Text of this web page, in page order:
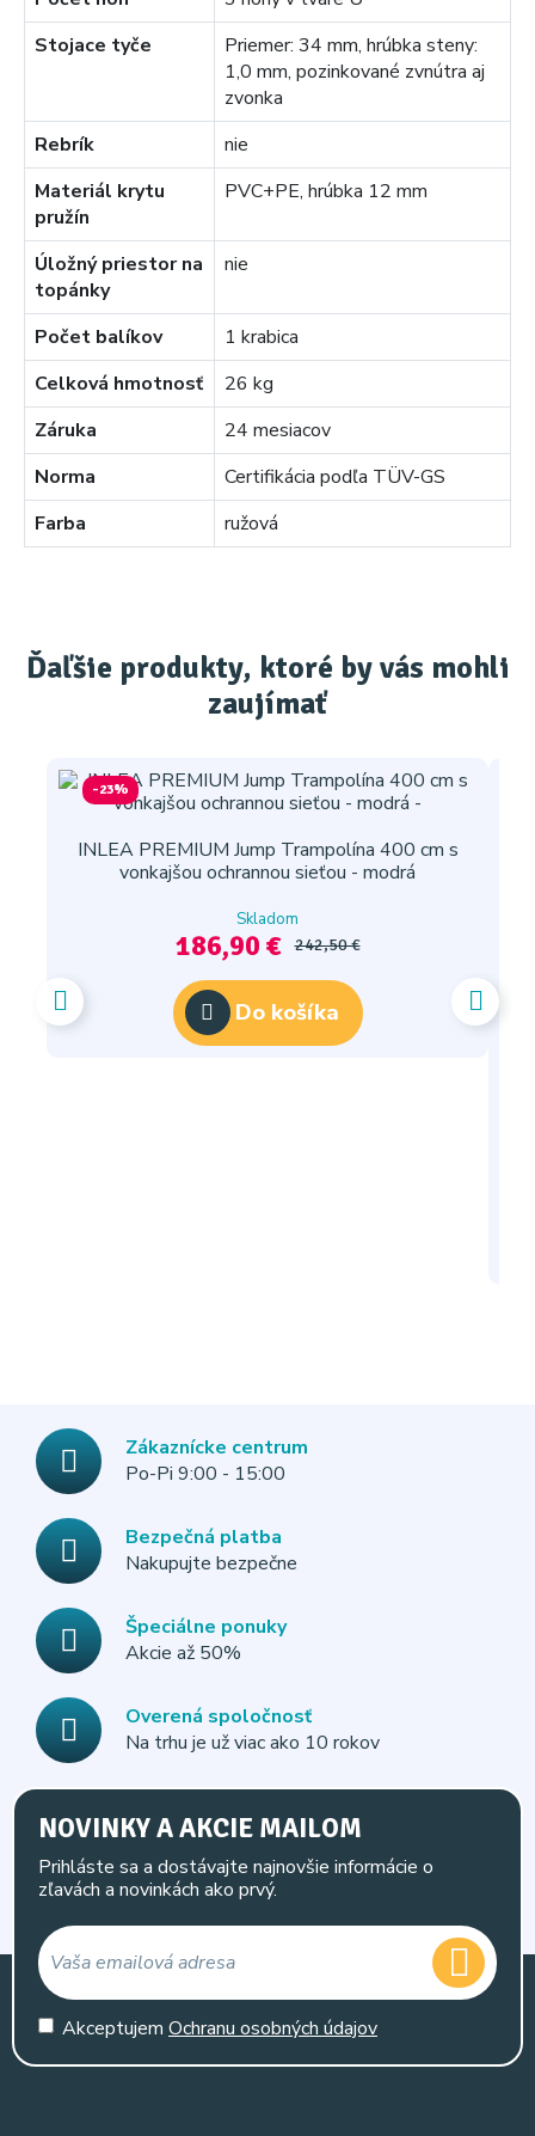
Stojace tyče
Priemer: 34 mm, hrúbka steny:
1,0 mm, pozinkované zvnútra aj
zvonka
Rebrík
nie
Materiál krytu
pružín
PVC+PE, hrúbka 12 mm
Úložný priestor na
topánky
nie
Počet balíkov
1 krabica
Celková hmotnosť
26 kg
Záruka
24 mesiacov
Norma
Certifikácia podľa TÜV-GS
Farba
ružová
Ďaľšie produkty, ktoré by vás mohli
zaujímať
-23%
INLEA PREMIUM Jump Trampolína 400 cm s
vonkajšou ochrannou sieťou - modrá
Skladom
186,90 € 242,50 €
Do košíka
Zákaznícke centrum
Po-Pi 9:00 - 15:00
Bezpečná platba
Nakupujte bezpečne
Špeciálne ponuky
Akcie až 50%
Overená spoločnosť
Na trhu je už viac ako 10 rokov
NOVINKY A AKCIE MAILOM
Prihláste sa a dostávajte najnovšie informácie o
zľavách a novinkách ako prvý.
Akceptujem Ochranu osobných údajov